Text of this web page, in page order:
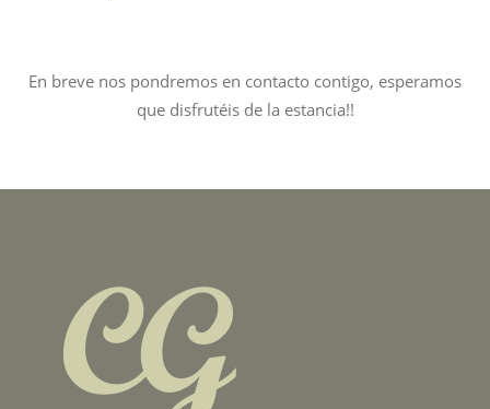
En breve nos pondremos en contacto contigo, esperamos
que disfrutéis de la estancia!!